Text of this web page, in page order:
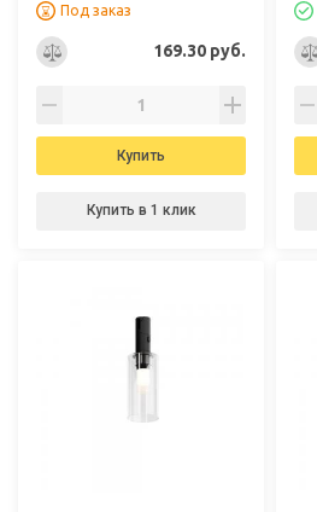
Под заказ
169.30 руб.
Купить
Купить в 1 клик